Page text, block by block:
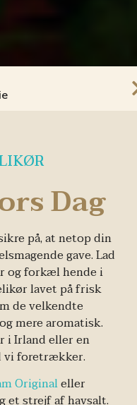
Dag
på, at netop din
gave. Lad
og forkæl hende i
lavet på frisk
de velkendte
mere aromatisk.
i Irland eller en
vi foretrækker.
Originaleller
et strejf af havsalt.